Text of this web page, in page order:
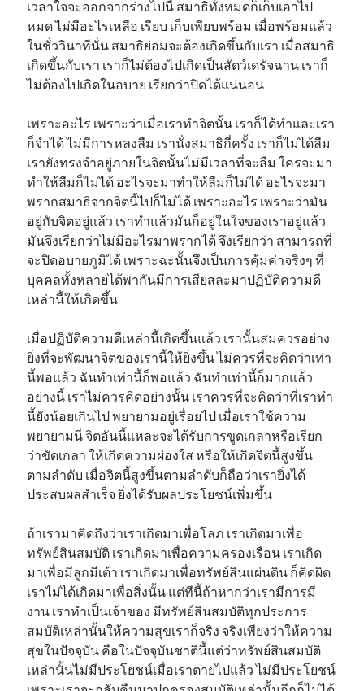
เวลาใจจะออกจากร่างไปนี้ สมาธิทั้งหมดก็เก็บเอาไป
หมด ไม่มีอะไรเหลือ เรียบ เก็บเพียบพร้อม เมื่อพร้อมแล้ว
ในชั่ววินาทีนั่น สมาธิย่อมจะต้องเกิดขึ้นกับเรา เมื่อสมาธิ
เกิดขึ้นกับเรา เราก็ไม่ต้องไปเกิดเป็นสัตว์เดรัจฉาน เราก็
ไม่ต้องไปเกิดในอบาย เรียกว่าปิดได้แน่นอน
เพราะอะไร เพราะว่าเมื่อเราทำจิตนั้น เราก็ได้ทำและเรา
ก็จำได้ ไม่มีการหลงลืม เรานั่งสมาธิกี่ครั้ง เราก็ไม่ได้ลืม
เรายังทรงจำอยู่ภายในจิตนั้นไม่มีเวลาที่จะลืม ใครจะมา
ทำให้ลืมก็ไม่ได้ อะไรจะมาทำให้ลืมก็ไม่ได้ อะไรจะมา
พรากสมาธิจากจิตนี้ไปก็ไม่ได้ เพราะอะไร เพราะว่ามัน
อยู่กับจิตอยู่แล้ว เราทำแล้วมันก็อยู่ในใจของเราอยู่แล้ว
มันจึงเรียกว่าไม่มีอะไรมาพรากได้ จึงเรียกว่า สามารถที่
จะปิดอบายภูมิได้ เพราะฉะนั้นจึงเป็นการคุ้มค่าจริงๆ ที่
บุคคลทั้งหลายได้พากันมีการเสียสละมาปฏิบัติความดี
เหล่านี้ให้เกิดขึ้น
เมื่อปฏิบัติความดีเหล่านี้เกิดขึ้นแล้ว เรานั้นสมควรอย่าง
ยิ่งที่จะพัฒนาจิตของเรานี้ให้ยิ่งขึ้น ไม่ควรที่จะคิดว่าเท่า
นี้พอแล้ว ฉันทำเท่านี้ก็พอแล้ว ฉันทำเท่านี้ก็มากแล้ว
อย่างนี้ เราไม่ควรคิดอย่างนั้น เราควรที่จะคิดว่าที่เราทำ
นี้ยังน้อยเกินไป พยายามอยู่เรื่อยไป เมื่อเราใช้ความ
พยายามนี่ จิตอันนี้แหละจะได้รับการขูดเกลาหรือเรียก
ว่าขัดเกลา ให้เกิดความผ่องใส หรือให้เกิดจิตนี้สูงขึ้น
ตามลำดับ เมื่อจิตนี้สูงขึ้นตามลำดับก็ถือว่าเรายิ่งได้
ประสบผลสำเร็จ ยิ่งได้รับผลประโยชน์เพิ่มขึ้น
ถ้าเรามาคิดถึงว่าเราเกิดมาเพื่อโลภ เราเกิดมาเพื่อ
ทรัพย์สินสมบัติ เราเกิดมาเพื่อความครองเรือน เราเกิด
มาเพื่อมีลูกมีเต้า เราเกิดมาเพื่อทรัพย์สินแผ่นดิน ก็คิดผิด
เราไม่ได้เกิดมาเพื่อสิ่งนั้น แต่ทีนี้ถ้าหากว่าเรามีการมี
งาน เราทำเป็นเจ้าของ มีทรัพย์สินสมบัติทุกประการ
สมบัติเหล่านั้นให้ความสุขเราก็จริง จริงเพียงว่าให้ความ
สุขในปัจจุบัน คือในปัจจุบันชาตินี้แต่ว่าทรัพย์สินสมบัติ
เหล่านั้นไม่มีประโยชน์เมื่อเราตายไปแล้ว ไม่มีประโยชน์